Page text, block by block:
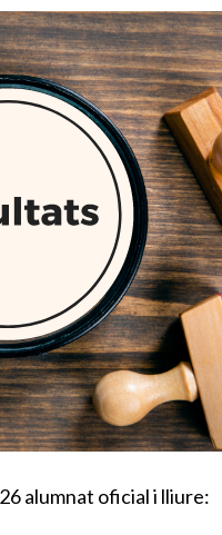
alumnat oficial i lliure: